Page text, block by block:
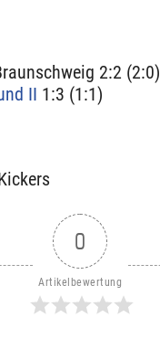
2:2 (2:0)
II 1:3 (1:1)
0
Artikelbewertung